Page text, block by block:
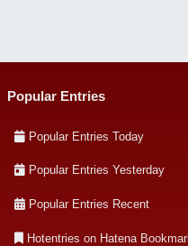
Popular Entries
Popular Entries Today
Popular Entries Yesterday
Popular Entries Recent
Hotentries on Hatena